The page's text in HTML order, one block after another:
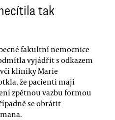
tak
fakultní nemocnice
vyjádřit s odkazem
kliniky Marie
že pacienti mají
zpětnou vazbu formou
se obrátit